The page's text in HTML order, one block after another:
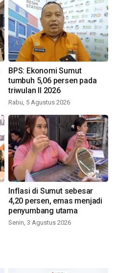
BPS: Ekonomi Sumut
tumbuh 5,06 persen pada
triwulan II 2026
Rabu, 5 Agustus 2026
Inflasi di Sumut sebesar
4,20 persen, emas menjadi
penyumbang utama
Senin, 3 Agustus 2026